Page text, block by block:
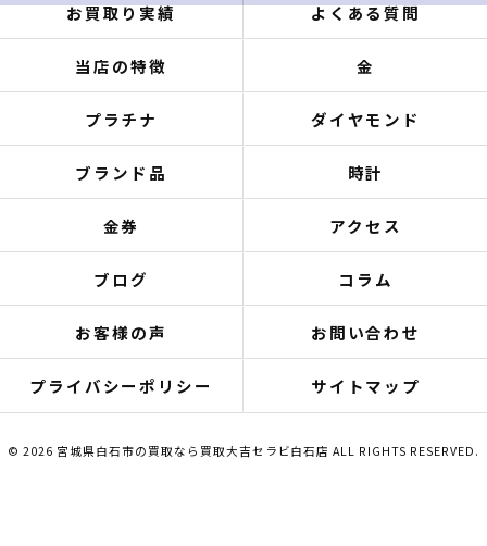
お買取り実績 よくある質問
当店の特徴 金
プラチナ ダイヤモンド
ブランド品 時計
金券 アクセス
ブログ コラム
お客様の声 お問い合わせ
プライバシーポリシー サイトマップ
© 2026 宮城県白石市の買取なら買取大吉セラビ白石店 ALL RIGHTS RESERVED.